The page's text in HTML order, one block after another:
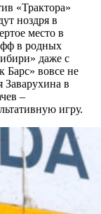
«Трактора»
ноздря в
место в
в родных
даже с
Барс» вовсе не
в
–
игру.